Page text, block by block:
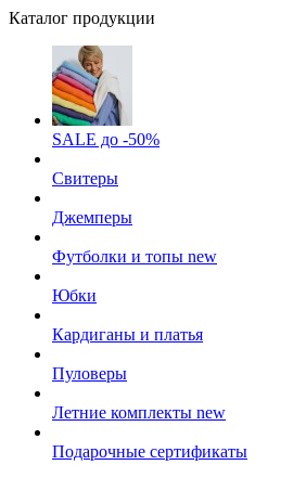
Каталог продукции
SALE до -50%
Свитеры
Джемперы
Футболки и топы new
Юбки
Кардиганы и платья
Пуловеры
Летние комплекты new
Подарочные сертификаты